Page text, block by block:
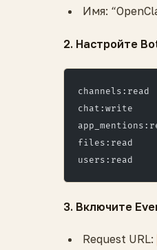
Имя:
2. Настройте
channels:read
chat:write
files:read
users:read
3. Включите
Request URL: